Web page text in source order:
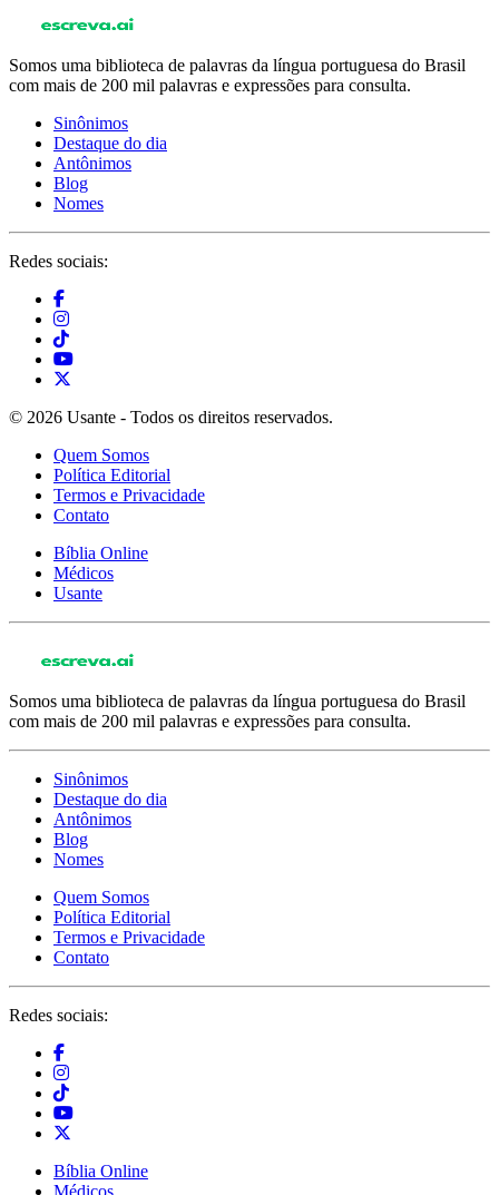
Somos uma biblioteca de palavras da língua portuguesa do Brasil
com mais de 200 mil palavras e expressões para consulta.
Sinônimos
Destaque do dia
Antônimos
Blog
Nomes
Redes sociais:
© 2026 Usante - Todos os direitos reservados.
Quem Somos
Política Editorial
Termos e Privacidade
Contato
Bíblia Online
Médicos
Usante
Somos uma biblioteca de palavras da língua portuguesa do Brasil
com mais de 200 mil palavras e expressões para consulta.
Sinônimos
Destaque do dia
Antônimos
Blog
Nomes
Quem Somos
Política Editorial
Termos e Privacidade
Contato
Redes sociais:
Bíblia Online